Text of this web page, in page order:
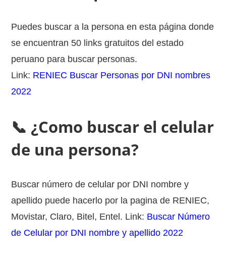
Puedes buscar a la persona en esta página donde
se encuentran 50 links gratuitos del estado
peruano para buscar personas.
Link: RENIEC Buscar Personas por DNI nombres
2022
📞 ¿Como buscar el celular
de una persona?
Buscar número de celular por DNI nombre y
apellido puede hacerlo por la pagina de RENIEC,
Movistar, Claro, Bitel, Entel. Link: Buscar Número
de Celular por DNI nombre y apellido 2022